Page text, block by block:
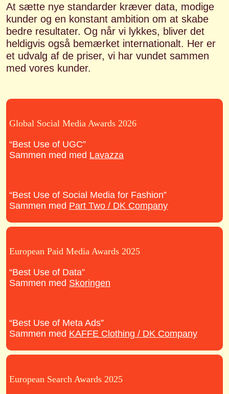
At sætte nye standarder kræver data, modige
kunder og en konstant ambition om at skabe
bedre resultater. Og når vi lykkes, bliver det
heldigvis også bemærket internationalt. Her er
et udvalg af de priser, vi har vundet sammen
med vores kunder.
Global Social Media Awards 2026
“Best Use of UGC”
Sammen med med Lavazza
“Best Use of Social Media for Fashion”
Sammen med Part Two / DK Company
European Paid Media Awards 2025
“Best Use of Data”
Sammen med Skoringen
“Best Use of Meta Ads”
Sammen med KAFFE Clothing / DK Company
European Search Awards 2025